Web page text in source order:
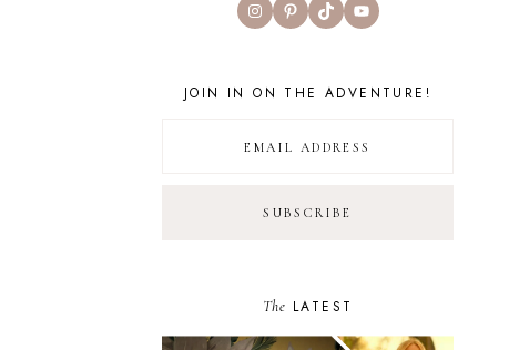
InstagramPinterest
TikTokYouTube
JOIN IN ON THE ADVENTURE!
The LATEST